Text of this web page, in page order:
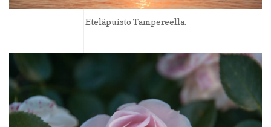
Eteläpuisto Tampereella.